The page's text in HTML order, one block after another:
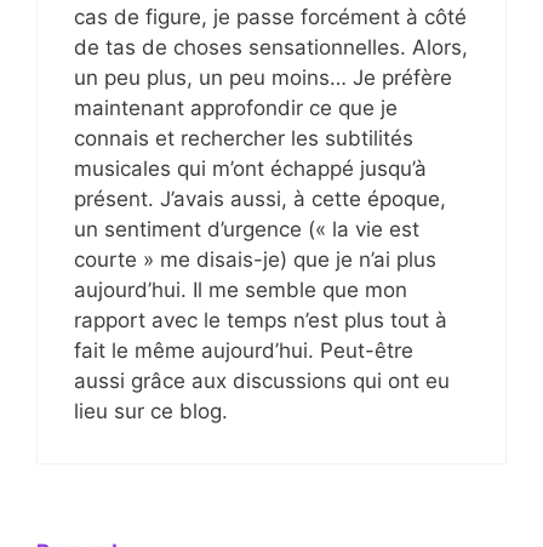
cas de figure, je passe forcément à côté
de tas de choses sensationnelles. Alors,
un peu plus, un peu moins… Je préfère
maintenant approfondir ce que je
connais et rechercher les subtilités
musicales qui m’ont échappé jusqu’à
présent. J’avais aussi, à cette époque,
un sentiment d’urgence (« la vie est
courte » me disais-je) que je n’ai plus
aujourd’hui. Il me semble que mon
rapport avec le temps n’est plus tout à
fait le même aujourd’hui. Peut-être
aussi grâce aux discussions qui ont eu
lieu sur ce blog.